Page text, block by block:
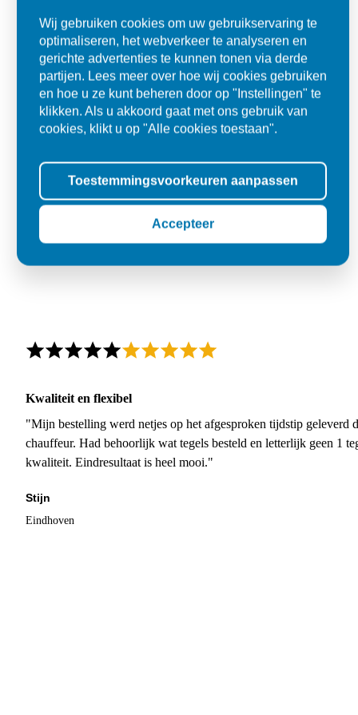
Jozef
Oss
Kwaliteit en flexibel
"Mijn bestelling werd netjes op het afgesproken tijdstip geleverd
chauffeur. Had behoorlijk wat tegels besteld en letterlijk geen 1
kwaliteit. Eindresultaat is heel mooi."
Stijn
Eindhoven
Wij gebruiken cookies om uw gebruikservaring te
optimaliseren, het webverkeer te analyseren en
gerichte advertenties te kunnen tonen via derde
partijen. Lees meer over hoe wij cookies gebruiken
en hoe u ze kunt beheren door op "Instellingen" te
klikken. Als u akkoord gaat met ons gebruik van
cookies, klikt u op "Alle cookies toestaan".
Toestemmingsvoorkeuren aanpassen
Accepteer